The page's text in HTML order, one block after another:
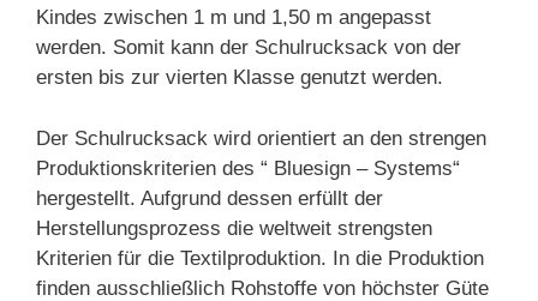
Kindes zwischen 1 m und 1,50 m angepasst
werden. Somit kann der Schulrucksack von der
ersten bis zur vierten Klasse genutzt werden.
Der Schulrucksack wird orientiert an den strengen
Produktionskriterien des “ Bluesign – Systems“
hergestellt. Aufgrund dessen erfüllt der
Herstellungsprozess die weltweit strengsten
Kriterien für die Textilproduktion. In die Produktion
finden ausschließlich Rohstoffe von höchster Güte